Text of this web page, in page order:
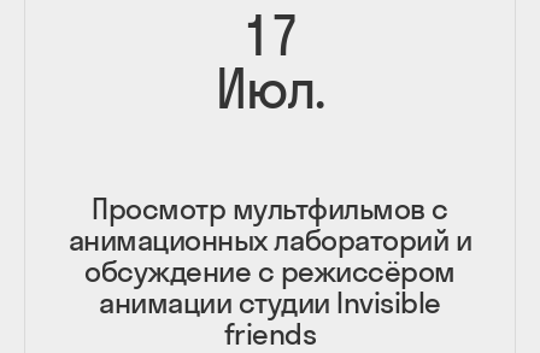
17
Июл.
Просмотр мультфильмов с
анимационных лабораторий и
обсуждение с режиссёром
анимации студии Invisible
friends